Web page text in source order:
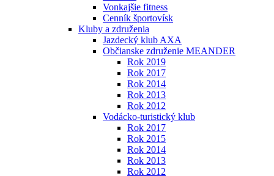
Vonkajšie fitness
Cenník športovísk
Kluby a združenia
Jazdecký klub AXA
Občianske združenie MEANDER
Rok 2019
Rok 2017
Rok 2014
Rok 2013
Rok 2012
Vodácko-turistický klub
Rok 2017
Rok 2015
Rok 2014
Rok 2013
Rok 2012